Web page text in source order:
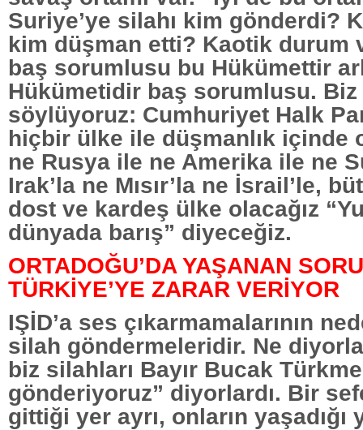
Suriye’ye silahı kim gönderdi?
kim düşman etti? Kaotik durum
baş sorumlusu bu Hükümettir
Hükümetidir baş sorumlusu. Biz
söylüyoruz: Cumhuriyet Halk
hiçbir ülke ile düşmanlık içinde
ne Rusya ile ne Amerika ile ne
Irak’la ne Mısır’la ne İsrail’le,
dost ve kardeş ülke olacağız
dünyada barış” diyeceğiz.
ORTADOĞU’DA YAŞANAN
TÜRKİYE’YE ZARAR VERİYOR
IŞİD’a ses çıkarmamalarının
silah göndermeleridir. Ne
biz silahları Bayır Bucak
gönderiyoruz” diyorlardı. Bir
gittiği yer ayrı, onların yaşadığı